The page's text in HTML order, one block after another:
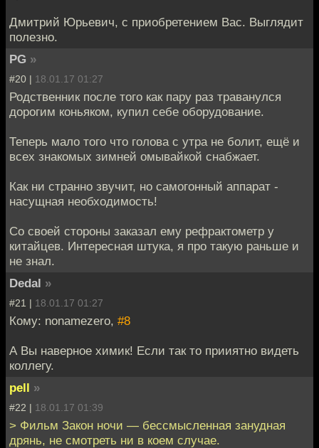
Дмитрий Юрьевич, с приобретением Вас. Выглядит
полезно.
PG »
#20 | 18.01.17 01:27
Родственник после того как пару раз траванулся
дорогим коньяком, купил себе оборудование.
Теперь мало того что голова с утра не болит, ещё и
всех знакомых зимней омывайкой снабжает.
Как ни странно звучит, но самогонный аппарат -
насущная необходимость!
Со своей стороны заказал ему рефрактометр у
китайцев. Интересная штука, я про такую раньше и
не знал.
Dedal »
#21 | 18.01.17 01:27
Кому: nonamezero, #8
А Вы наверное химик! Если так то прииятно видеть
коллегу.
pell »
#22 | 18.01.17 01:39
> Фильм Закон ночи — бессмысленная занудная
дрянь, не смотреть ни в коем случае.